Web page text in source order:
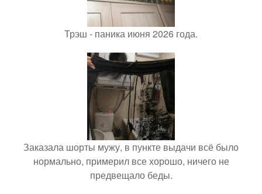
Трэш - паника июня 2026 года.
Заказала шорты мужу, в пункте выдачи всё было
нормально, примерил все хорошо, ничего не
предвещало беды.